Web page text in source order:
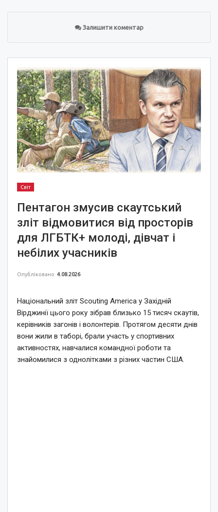
Залишити коментар
Світ
Пентагон змусив скаутський
зліт відмовитися від просторів
для ЛГБТК+ молоді, дівчат і
небілих учасників
Опубліковано 4.08.2026
Національний зліт Scouting America у Західній
Вірджинії цього року зібрав близько 15 тисяч скаутів,
керівників загонів і волонтерів. Протягом десяти днів
вони жили в таборі, брали участь у спортивних
активностях, навчалися командної роботи та
знайомилися з однолітками з різних частин США.